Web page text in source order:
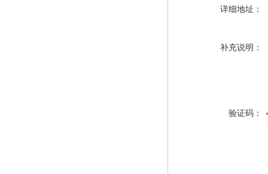
详细地址：
补充说明：
验证码：